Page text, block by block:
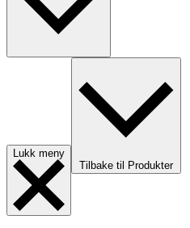
Lukk meny
Tilbake til Produkter